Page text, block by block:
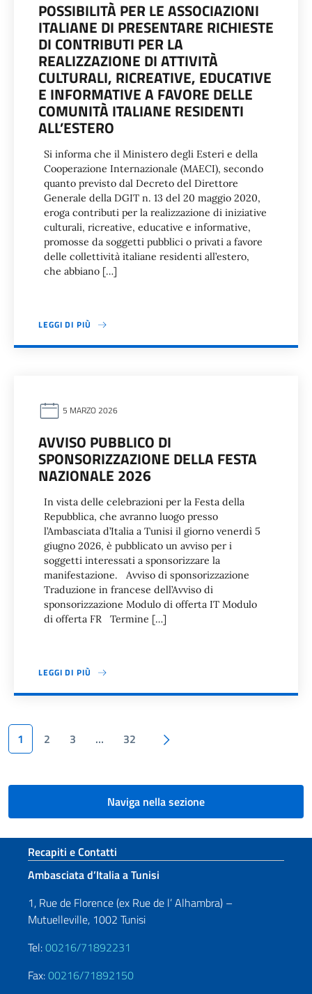
POSSIBILITÀ PER LE ASSOCIAZIONI
ITALIANE DI PRESENTARE RICHIESTE
DI CONTRIBUTI PER LA
REALIZZAZIONE DI ATTIVITÀ
CULTURALI, RICREATIVE, EDUCATIVE
E INFORMATIVE A FAVORE DELLE
COMUNITÀ ITALIANE RESIDENTI
ALL’ESTERO
Si informa che il Ministero degli Esteri e della
Cooperazione Internazionale (MAECI), secondo
quanto previsto dal Decreto del Direttore
Generale della DGIT n. 13 del 20 maggio 2020,
eroga contributi per la realizzazione di iniziative
culturali, ricreative, educative e informative,
promosse da soggetti pubblici o privati a favore
delle collettività italiane residenti all’estero,
che abbiano […]
LEGGI DI PIÙ
5 MARZO 2026
AVVISO PUBBLICO DI
SPONSORIZZAZIONE DELLA FESTA
NAZIONALE 2026
In vista delle celebrazioni per la Festa della
Repubblica, che avranno luogo presso
l’Ambasciata d’Italia a Tunisi il giorno venerdì 5
giugno 2026, è pubblicato un avviso per i
soggetti interessati a sponsorizzare la
manifestazione. Avviso di sponsorizzazione
Traduzione in francese dell’Avviso di
sponsorizzazione Modulo di offerta IT Modulo
di offerta FR Termine […]
LEGGI DI PIÙ
Paginazione
1 2 3 … 32
Naviga nella sezione
Sezione footer
Recapiti e Contatti
Ambasciata d’Italia a Tunisi
1, Rue de Florence (ex Rue de l’ Alhambra) –
Mutuelleville, 1002 Tunisi
Tel:00216/71892231
Fax:00216/71892150